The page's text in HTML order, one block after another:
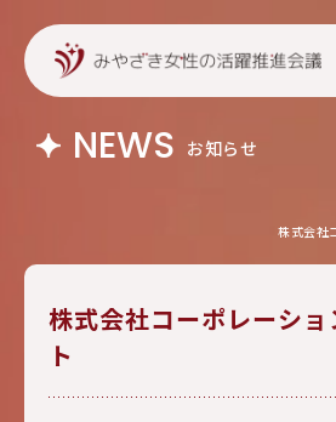
NEWS お知らせ
株式会社
株式会社コーポレーショ
ト